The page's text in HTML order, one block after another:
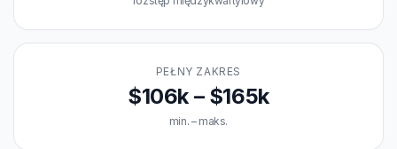
PEŁNY ZAKRES
$106k – $165k
min. – maks.